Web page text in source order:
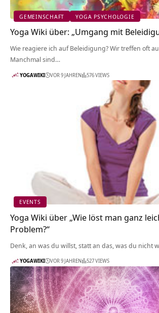
GEMEINSCHAFT YOGA PSYCHOLOGIE
Yoga Wiki über: „Umgang mit
Wie reagiere ich auf Beleidigung? Wir treffen oft
Manchmal sind…
YOGAWIKI VOR 9 JAHREN 576 VIEWS
EVENTS
Yoga Wiki über „Wie löst man ganz
Problem?“
Denk, an was du willst, statt an das, was du nicht
YOGAWIKI VOR 9 JAHREN 527 VIEWS